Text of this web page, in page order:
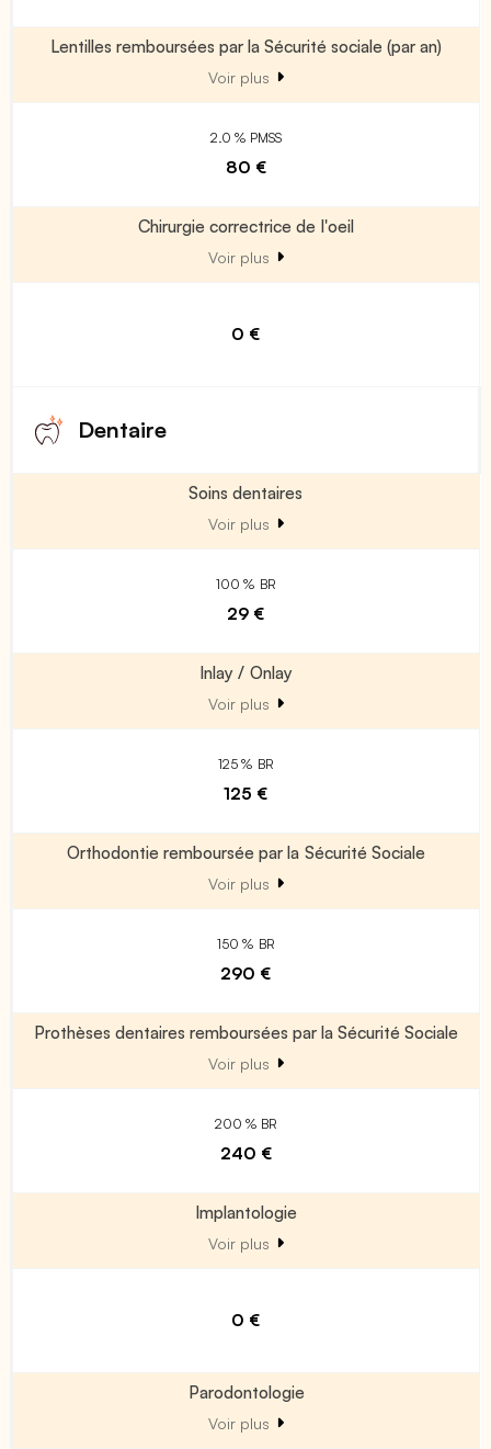
Lentilles remboursées par la Sécurité sociale (par an)
Voir plus
2.0 % PMSS
80 €
Chirurgie correctrice de l'oeil
Voir plus
0 €
Dentaire
Soins dentaires
Voir plus
100 % BR
29 €
Inlay / Onlay
Voir plus
125 % BR
125 €
Orthodontie remboursée par la Sécurité Sociale
Voir plus
150 % BR
290 €
Prothèses dentaires remboursées par la Sécurité Sociale
Voir plus
200 % BR
240 €
Implantologie
Voir plus
0 €
Parodontologie
Voir plus